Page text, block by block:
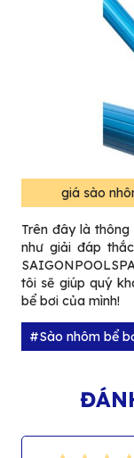
giá sào
Trên đây là
như giải đáp
tôi sẽ giúp quý
bể bơi của mình!
#Sào nhôm bể